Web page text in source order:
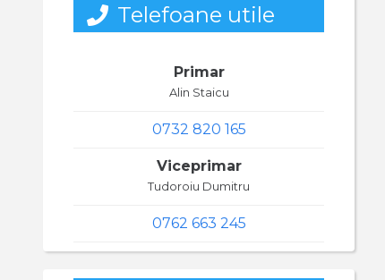
Telefoane utile
Primar
Alin Staicu
0732 820 165
Viceprimar
Tudoroiu Dumitru
0762 663 245